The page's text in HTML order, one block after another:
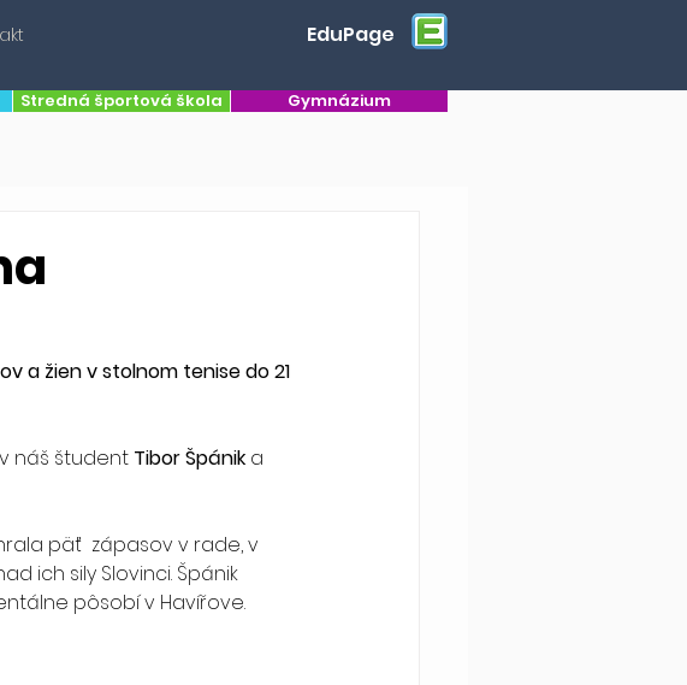
EduPage
Stredná športová škola Gymnázium
a žien v stolnom tenise do 21
náš študent Tibor Špánik a
ich sily Slovinci. Špánik
pôsobí v Havířove.